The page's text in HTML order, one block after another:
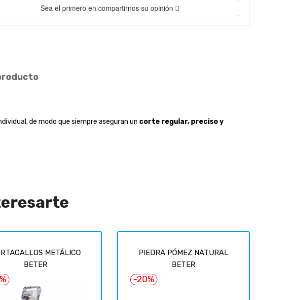
Sea el primero en compartirnos su opinión
de modo que siempre aseguran un corte regular, preciso y
METÁLICO
BETER
PIEDRA PÓMEZ NATURAL
BETER
-20%